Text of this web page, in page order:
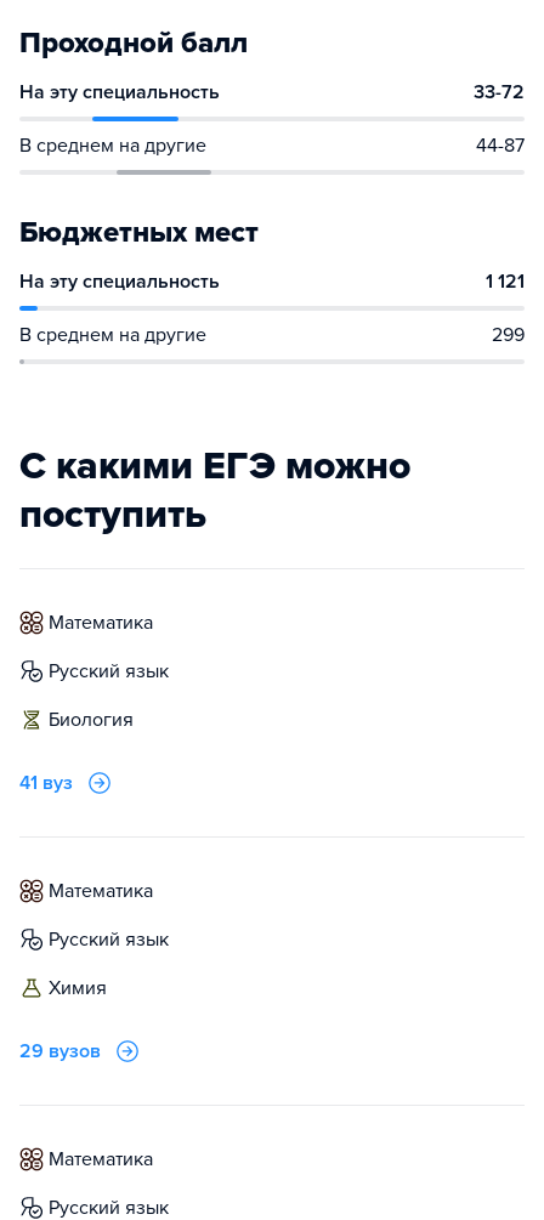
Проходной балл
На эту специальность 33-72
В среднем на другие 44-87
Бюджетных мест
На эту специальность 1 121
В среднем на другие 299
С какими ЕГЭ можно
поступить
математика
русский язык
биология
41 вуз
математика
русский язык
химия
29 вузов
математика
русский язык